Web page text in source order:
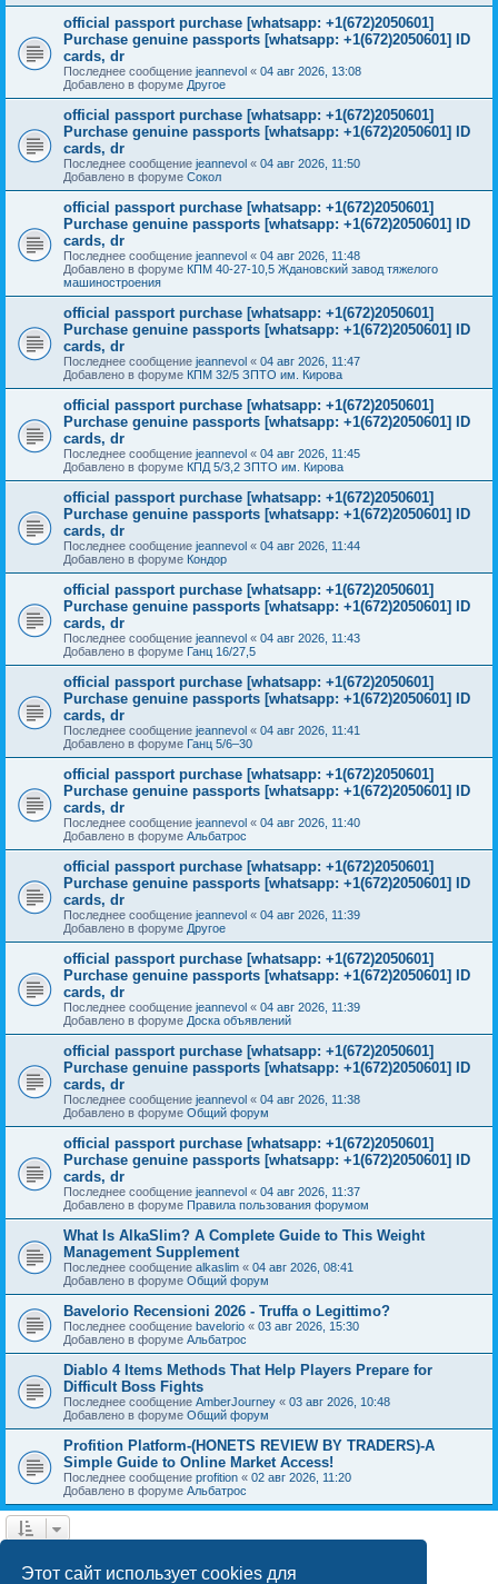
Этот сайт использует cookies для
official passport purchase [whatsapp: +1(672)2050601]
Purchase genuine passports [whatsapp: +1(672)2050601] ID
cards, dr
Последнее сообщение jeannevol « 04 авг 2026, 13:08
Добавлено в форуме Другое
official passport purchase [whatsapp: +1(672)2050601]
Purchase genuine passports [whatsapp: +1(672)2050601] ID
cards, dr
Последнее сообщение jeannevol « 04 авг 2026, 11:50
Добавлено в форуме Сокол
official passport purchase [whatsapp: +1(672)2050601]
Purchase genuine passports [whatsapp: +1(672)2050601] ID
cards, dr
Последнее сообщение jeannevol « 04 авг 2026, 11:48
Добавлено в форуме КПМ 40-27-10,5 Ждановский завод тяжелого
машиностроения
official passport purchase [whatsapp: +1(672)2050601]
Purchase genuine passports [whatsapp: +1(672)2050601] ID
cards, dr
Последнее сообщение jeannevol « 04 авг 2026, 11:47
Добавлено в форуме КПМ 32/5 ЗПТО им. Кирова
official passport purchase [whatsapp: +1(672)2050601]
Purchase genuine passports [whatsapp: +1(672)2050601] ID
cards, dr
Последнее сообщение jeannevol « 04 авг 2026, 11:45
Добавлено в форуме КПД 5/3,2 ЗПТО им. Кирова
official passport purchase [whatsapp: +1(672)2050601]
Purchase genuine passports [whatsapp: +1(672)2050601] ID
cards, dr
Последнее сообщение jeannevol « 04 авг 2026, 11:44
Добавлено в форуме Кондор
official passport purchase [whatsapp: +1(672)2050601]
Purchase genuine passports [whatsapp: +1(672)2050601] ID
cards, dr
Последнее сообщение jeannevol « 04 авг 2026, 11:43
Добавлено в форуме Ганц 16/27,5
official passport purchase [whatsapp: +1(672)2050601]
Purchase genuine passports [whatsapp: +1(672)2050601] ID
cards, dr
Последнее сообщение jeannevol « 04 авг 2026, 11:41
Добавлено в форуме Ганц 5/6–30
official passport purchase [whatsapp: +1(672)2050601]
Purchase genuine passports [whatsapp: +1(672)2050601] ID
cards, dr
Последнее сообщение jeannevol « 04 авг 2026, 11:40
Добавлено в форуме Альбатрос
official passport purchase [whatsapp: +1(672)2050601]
Purchase genuine passports [whatsapp: +1(672)2050601] ID
cards, dr
Последнее сообщение jeannevol « 04 авг 2026, 11:39
Добавлено в форуме Другое
official passport purchase [whatsapp: +1(672)2050601]
Purchase genuine passports [whatsapp: +1(672)2050601] ID
cards, dr
Последнее сообщение jeannevol « 04 авг 2026, 11:39
Добавлено в форуме Доска объявлений
official passport purchase [whatsapp: +1(672)2050601]
Purchase genuine passports [whatsapp: +1(672)2050601] ID
cards, dr
Последнее сообщение jeannevol « 04 авг 2026, 11:38
Добавлено в форуме Общий форум
official passport purchase [whatsapp: +1(672)2050601]
Purchase genuine passports [whatsapp: +1(672)2050601] ID
cards, dr
Последнее сообщение jeannevol « 04 авг 2026, 11:37
Добавлено в форуме Правила пользования форумом
What Is AlkaSlim? A Complete Guide to This Weight
Management Supplement
Последнее сообщение alkaslim « 04 авг 2026, 08:41
Добавлено в форуме Общий форум
Bavelorio Recensioni 2026 - Truffa o Legittimo?
Последнее сообщение bavelorio « 03 авг 2026, 15:30
Добавлено в форуме Альбатрос
Diablo 4 Items Methods That Help Players Prepare for
Difficult Boss Fights
Последнее сообщение AmberJourney « 03 авг 2026, 10:48
Добавлено в форуме Общий форум
Profition Platform-(HONETS REVIEW BY TRADERS)-A
Simple Guide to Online Market Access!
Последнее сообщение profition « 02 авг 2026, 11:20
Добавлено в форуме Альбатрос